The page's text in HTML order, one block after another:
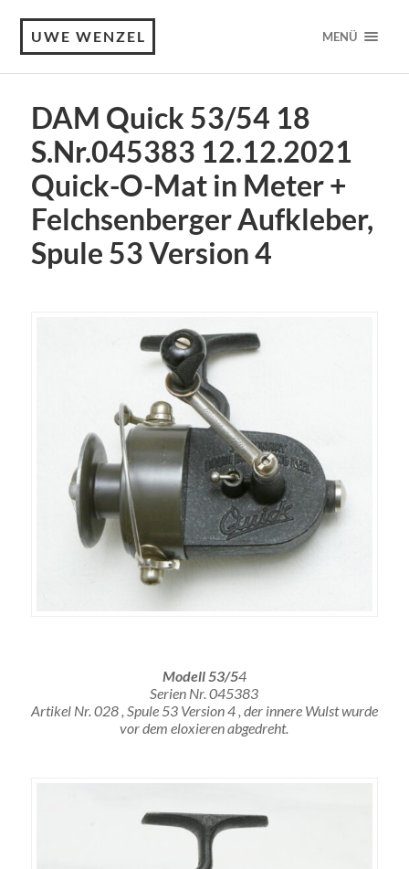
UWE WENZEL MENÜ
DAM Quick 53/54 18
S.Nr.045383 12.12.2021
Quick-O-Mat in Meter +
Felchsenberger Aufkleber,
Spule 53 Version 4
Modell 53/54
Serien Nr. 045383
Artikel Nr. 028 , Spule 53 Version 4 , der innere Wulst wurde
vor dem eloxieren abgedreht.